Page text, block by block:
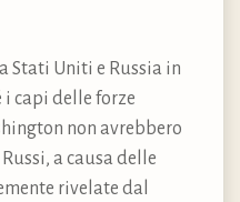
Stati Uniti e Russia in
i capi delle forze
non avrebbero
a causa delle
rivelate dal